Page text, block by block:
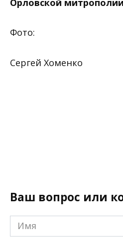
Орловской митрополии
Фото:
Сергей Хоменко
Ваш вопрос или
Имя
*